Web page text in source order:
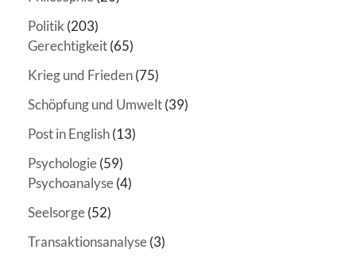
Politik (203)
Gerechtigkeit(65)
Krieg und Frieden(75)
Schöpfung und Umwelt(39)
Post in English(13)
Psychologie(59)
Psychoanalyse(4)
Seelsorge(52)
Transaktionsanalyse(3)